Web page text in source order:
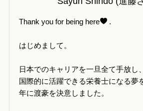
Thank you for being here .
はじめまして。
日本でのキャリアを一旦全て手放し、
国際的に活躍できる栄養士になる夢
年に渡豪を決意しました。